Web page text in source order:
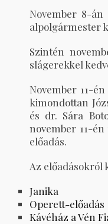
November 8-
alpolgármester
Szintén
slágerekkel
November 11-
kimondottan
és dr. Sára
november 11-
előadás.
Az előadásokról
Janika
Operett-előadás
Kávéház a Vén